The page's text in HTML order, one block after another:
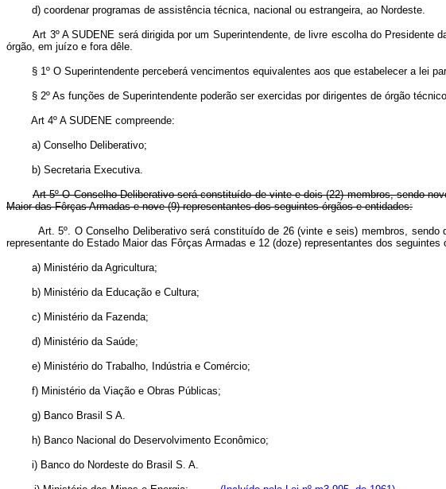
d) coordenar programas de assistência técnica, nacional ou estrangeira, ao Nordeste.
Art 3º A SUDENE será dirigida por um Superintendente, de livre escolha do
órgão, em juízo e fora dêle.
§ 1º O Superintendente perceberá vencimentos equivalentes aos que estabelecer a lei
§ 2º As funções de Superintendente poderão ser exercidas por dirigentes de órgão
Art 4º A SUDENE compreende:
a) Conselho Deliberativo;
b) Secretaria Executiva.
Art 5º O Conselho Deliberativo será constituído de vinte e dois (22) membros, sendo
Maior das Fôrças Armadas e nove (9) representantes dos seguintes órgãos e entidades:
Art. 5º. O Conselho Deliberativo será constituído de 26 (vinte e seis) membros,
representante do Estado Maior das Fôrças Armadas e 12 (doze) representantes dos
a) Ministério da Agricultura;
b) Ministério da Educação e Cultura;
c) Ministério da Fazenda;
d) Ministério da Saúde;
e) Ministério do Trabalho, Indústria e Comércio;
f) Ministério da Viação e Obras Públicas;
g) Banco Brasil S A.
h) Banco Nacional do Deservolvimento Econômico;
i) Banco do Nordeste do Brasil S. A.